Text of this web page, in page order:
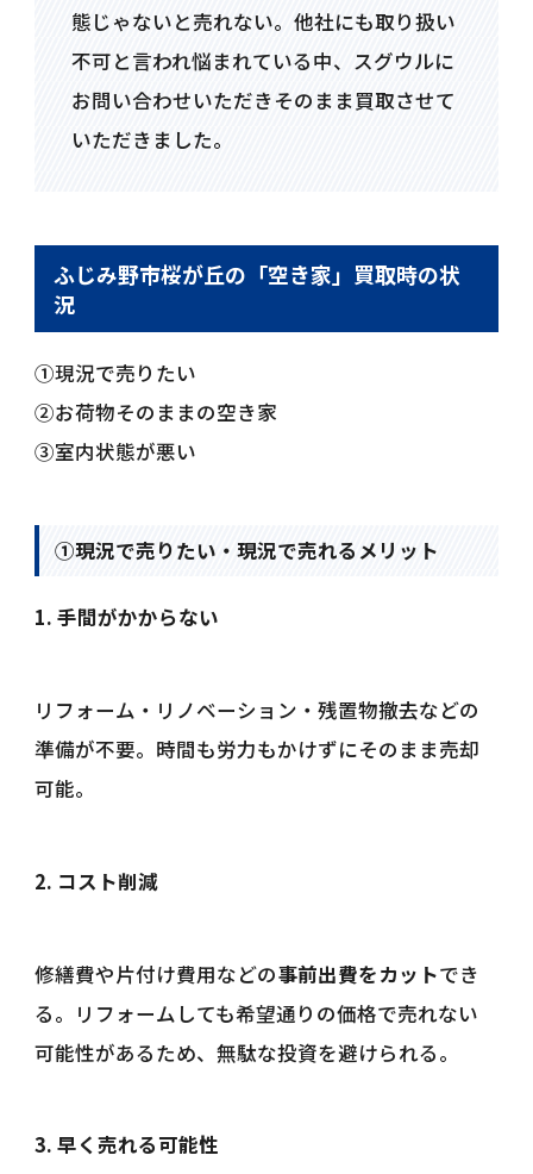
態じゃないと売れない。他社にも取り扱い
不可と言われ悩まれている中、スグウルに
お問い合わせいただきそのまま買取させて
いただきました。
ふじみ野市桜が丘の「空き家」買取時の状
況
①現況で売りたい
②お荷物そのままの空き家
③室内状態が悪い
①現況で売りたい・現況で売れるメリット
1. 手間がかからない
リフォーム・リノベーション・残置物撤去などの
準備が不要。時間も労力もかけずにそのまま売却
可能。
2. コスト削減
修繕費や片付け費用などの事前出費をカットでき
る。リフォームしても希望通りの価格で売れない
可能性があるため、無駄な投資を避けられる。
3. 早く売れる可能性